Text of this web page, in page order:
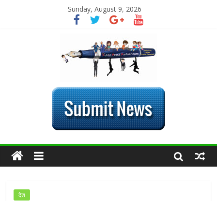
Sunday, August 9, 2026
देश